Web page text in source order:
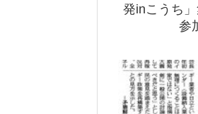
発inこうち
参